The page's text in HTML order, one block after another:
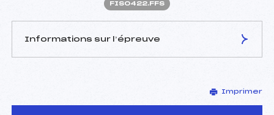
FIS0422.FFS
Informations sur l’épreuve
–
D.T Adjoint :
–
Imprimer